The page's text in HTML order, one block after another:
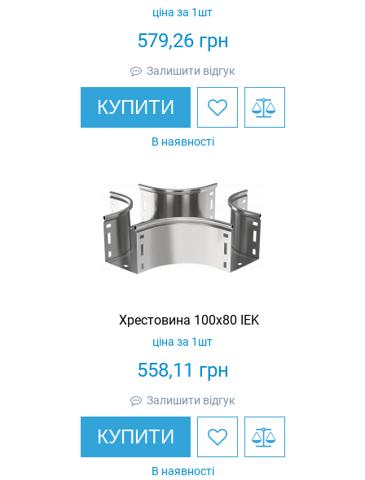
579,26грн
ціна за 1шт
Залишити відгук
КУПИТИ
В наявності
Хрестовина 100х80 IEK
558,11 грн
ціна за 1шт
Залишити відгук
КУПИТИ
В наявності